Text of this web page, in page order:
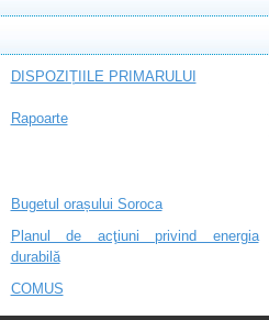
DISPOZIȚIILE PRIMARULUI
Rapoarte
Bugetul orașului Soroca
Planul de acţiuni privind energia
durabilă
COMUS